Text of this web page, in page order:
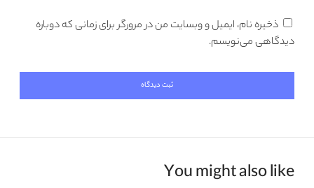
ذخیره نام، ایمیل و وبسایت من در مرورگر برای زمانی که دوباره
دیدگاهی می‌نویسم.
You might also like